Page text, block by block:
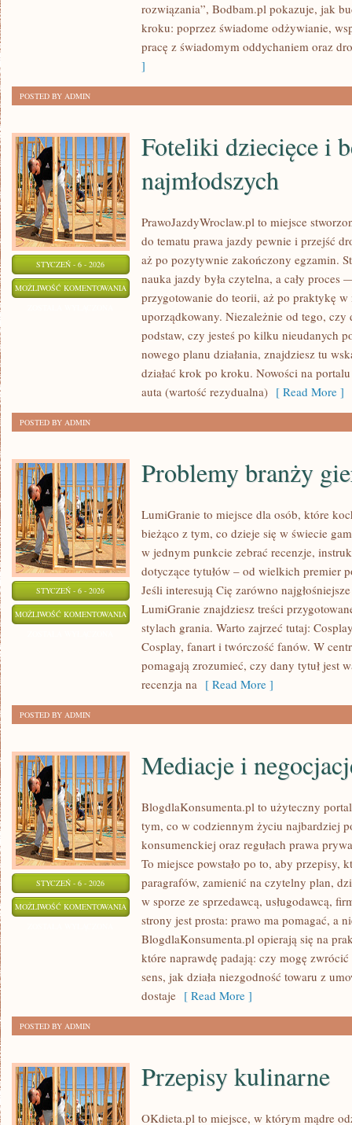
NOCNA
REGENERACJA
rozwiązania”, Bodbam.pl pokazuje, jak
kroku: poprzez świadome odżywianie,
pracę z świadomym oddychaniem oraz
]
POSTED BY ADMIN
STYCZEŃ - 6 - 2026
MOŻLIWOŚĆ KOMENTOWANIA
DZIECIĘCE
Foteliki dziecięce i
najmłodszych
PrawoJazdyWroclaw.pl to miejsce
do tematu prawa jazdy pewnie i przejść
aż po pozytywnie zakończony egzamin.
nauka jazdy była czytelna, a cały
przygotowanie do teorii, aż po praktykę w
uporządkowany. Niezależnie od tego, czy
podstaw, czy jesteś po kilku nieudanych
nowego planu działania, znajdziesz tu
działać krok po kroku. Nowości na
auta (wartość rezydualna) [ Read More ]
POSTED BY ADMIN
STYCZEŃ - 6 - 2026
MOŻLIWOŚĆ KOMENTOWANIA PROBLEMY
BRANŻY
GIER
Problemy branży
LumiGranie to miejsce dla osób, które
bieżąco z tym, co dzieje się w świecie
w jednym punkcie zebrać recenzje,
dotyczące tytułów – od wielkich premier
Jeśli interesują Cię zarówno
LumiGranie znajdziesz treści
stylach grania. Warto zajrzeć tutaj:
Cosplay, fanart i twórczość fanów. W
pomagają zrozumieć, czy dany tytuł jest
recenzja na [ Read More ]
POSTED BY ADMIN
STYCZEŃ - 6 - 2026
MOŻLIWOŚĆ KOMENTOWANIA MEDIACJE
NEGOCJACJE
Mediacje i
BlogdlaKonsumenta.pl to użyteczny
tym, co w codziennym życiu najbardziej
konsumenckiej oraz regułach prawa
To miejsce powstało po to, aby przepisy,
paragrafów, zamienić na czytelny plan,
w sporze ze sprzedawcą, usługodawcą,
strony jest prosta: prawo ma pomagać, a
BlogdlaKonsumenta.pl opierają się na
które naprawdę padają: czy mogę
sens, jak działa niezgodność towaru z
dostaje [ Read More ]
POSTED BY ADMIN
Przepisy kulinarne
OKdieta.pl to miejsce, w którym mądre